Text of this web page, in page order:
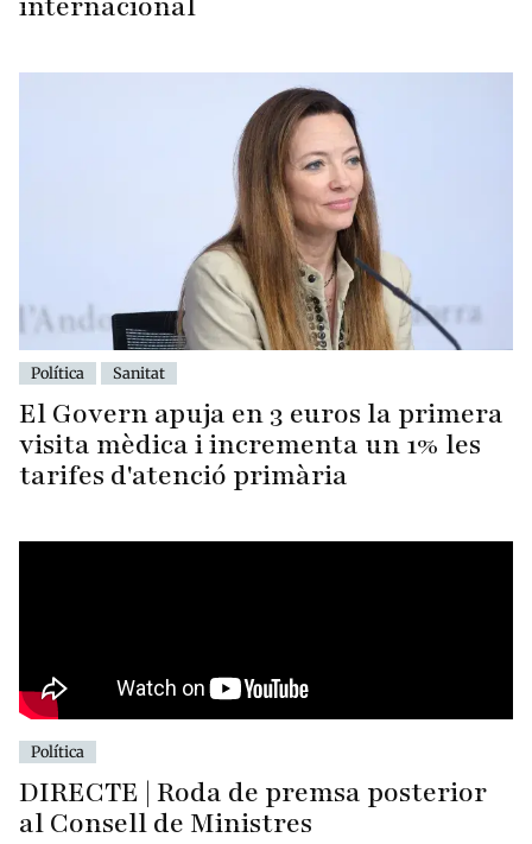
Política Sanitat
El Govern apuja en 3 euros la primera
visita mèdica i incrementa un 1% les
tarifes d'atenció primària
Política
DIRECTE | Roda de premsa posterior
al Consell de Ministres